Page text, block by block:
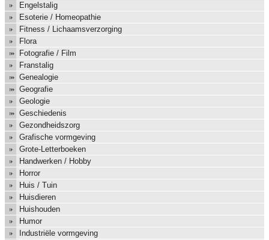
Engelstalig
Esoterie / Homeopathie
Fitness / Lichaamsverzorging
Flora
Fotografie / Film
Franstalig
Genealogie
Geografie
Geologie
Geschiedenis
Gezondheidszorg
Grafische vormgeving
Grote-Letterboeken
Handwerken / Hobby
Horror
Huis / Tuin
Huisdieren
Huishouden
Humor
Industriële vormgeving